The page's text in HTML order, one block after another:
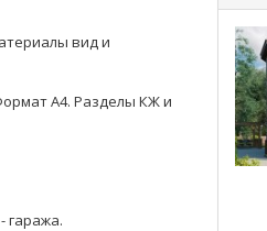
вид и
А4. Разделы КЖ и
гаража.